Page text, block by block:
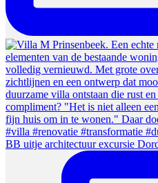
BB uitje architectuur excursie